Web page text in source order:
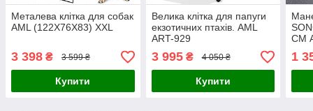
Металева клітка для собак
AML (122X76X83) XXL
3 398 ₴ 3 599 ₴
Купити
Велика клітка для папуги
екзотичних птахів. AML
ART-929
3 995₴ 4 050 ₴
Купити
СМ
1